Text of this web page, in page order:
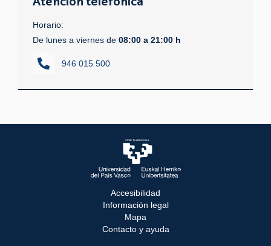
Atención teléfonica
Horario:
De lunes a viernes de 08:00 a 21:00 h
946 015 500
Accesibilidad
Información legal
Mapa
Contacto y ayuda